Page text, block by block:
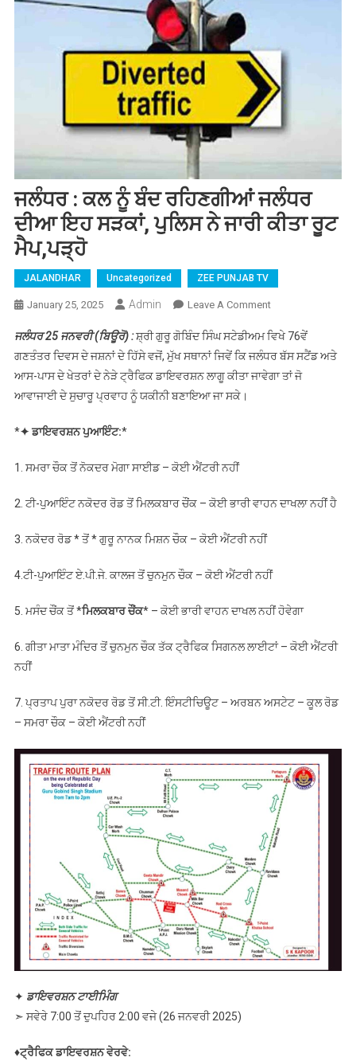
ਜਲੰਧਰ : ਕਲ ਨੂੰ ਬੰਦ ਰਹਿਣਗੀਆਂ ਜਲੰਧਰ
ਦੀਆ ਇਹ ਸੜਕਾਂ, ਪੁਲਿਸ ਨੇ ਜਾਰੀ ਕੀਤਾ ਰੂਟ
ਮੈਪ,ਪੜ੍ਹੋ
JALANDHAR Uncategorized ZEE PUNJAB TV
January 25, 2025 Admin Leave A CommentOn ਜਲੰਧਰ : ਕਲ
ਜਲੰਧਰ ਦੀਆ ਇਹ
ਸੜਕਾਂ, ਪੁਲਿਸ ਨੇ
ਜਾਰੀ ਕੀਤਾ ਰੂਟ
ਜਲੰਧਰ 25 ਜਨਵਰੀ (ਬਿਊਰੋ) :ਸ਼੍ਰੀ ਗੁਰੂ ਗੋਬਿੰਦ ਸਿੰਘ ਸਟੇਡੀਅਮ ਵਿਖੇ 76ਵੇਂ
ਗਣਤੰਤਰ ਦਿਵਸ ਦੇ ਜਸ਼ਨਾਂ ਦੇ ਹਿੱਸੇ ਵਜੋਂ, ਮੁੱਖ ਸਥਾਨਾਂ ਜਿਵੇਂ ਕਿ ਜਲੰਧਰ ਬੱਸ ਸਟੈਂਡ ਅਤੇ
ਆਸ-ਪਾਸ ਦੇ ਖੇਤਰਾਂ ਦੇ ਨੇੜੇ ਟ੍ਰੈਫਿਕ ਡਾਇਵਰਸ਼ਨ ਲਾਗੂ ਕੀਤਾ ਜਾਵੇਗਾ ਤਾਂ ਜੋ
ਆਵਾਜਾਈ ਦੇ ਸੁਚਾਰੂ ਪ੍ਰਵਾਹ ਨੂੰ ਯਕੀਨੀ ਬਣਾਇਆ ਜਾ ਸਕੇ।
*✦ ਡਾਇਵਰਸ਼ਨ ਪੁਆਇੰਟ:*
1. ਸਮਰਾ ਚੌਕ ਤੋਂ ਨੋਕਦਰ ਮੋਗਾ ਸਾਈਡ – ਕੋਈ ਐਂਟਰੀ ਨਹੀਂ
2. ਟੀ-ਪੁਆਇੰਟ ਨਕੋਦਰ ਰੋਡ ਤੋਂ ਮਿਲਕਬਾਰ ਚੌਂਕ – ਕੋਈ ਭਾਰੀ ਵਾਹਨ ਦਾਖਲਾ ਨਹੀਂ ਹੈ
3. ਨਕੋਦਰ ਰੋਡ * ਤੋਂ * ਗੁਰੂ ਨਾਨਕ ਮਿਸ਼ਨ ਚੌਕ – ਕੋਈ ਐਂਟਰੀ ਨਹੀਂ
4.ਟੀ-ਪੁਆਇੰਟ ਏ.ਪੀ.ਜੇ. ਕਾਲਜ ਤੋਂ ਚੁਨਮੁਨ ਚੌਕ – ਕੋਈ ਐਂਟਰੀ ਨਹੀਂ
5. ਮਸੰਦ ਚੌਂਕ ਤੋਂ *ਮਿਲਕਬਾਰ ਚੌਂਕ* – ਕੋਈ ਭਾਰੀ ਵਾਹਨ ਦਾਖਲ ਨਹੀਂ ਹੋਵੇਗਾ
6. ਗੀਤਾ ਮਾਤਾ ਮੰਦਿਰ ਤੋਂ ਚੁਨਮੁਨ ਚੌਕ ਤੱਕ ਟ੍ਰੈਫਿਕ ਸਿਗਨਲ ਲਾਈਟਾਂ – ਕੋਈ ਐਂਟਰੀ
ਨਹੀਂ
7. ਪ੍ਰਤਾਪ ਪੁਰਾ ਨਕੋਦਰ ਰੋਡ ਤੋਂ ਸੀ.ਟੀ. ਇੰਸਟੀਚਿਊਟ – ਅਰਬਨ ਅਸਟੇਟ – ਕੂਲ ਰੋਡ
– ਸਮਰਾ ਚੌਕ – ਕੋਈ ਐਂਟਰੀ ਨਹੀਂ
✦ ਡਾਇਵਰਸ਼ਨ ਟਾਈਮਿੰਗ
➣ ਸਵੇਰੇ 7:00 ਤੋਂ ਦੁਪਹਿਰ 2:00 ਵਜੇ (26 ਜਨਵਰੀ 2025)
♦︎ਟ੍ਰੈਫਿਕ ਡਾਇਵਰਸ਼ਨ ਵੇਰਵੇ: